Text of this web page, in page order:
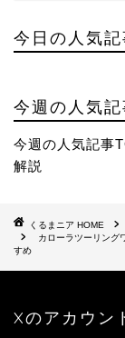
今日の人気
今週の人気
今週の人気記事
解説
HOME
カローラツーリング
すめ
Xのアカウン